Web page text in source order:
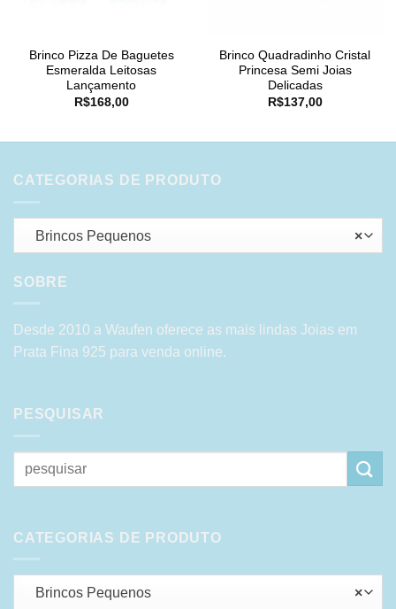
Brinco Pizza De Baguetes
Esmeralda Leitosas
Lançamento
R$168,00
Brinco Quadradinho Cristal
Princesa Semi Joias
Delicadas
R$137,00
CATEGORIAS DE PRODUTO
×
Brincos Pequenos
SOBRE
Desde 2010 a Waufen oferece as mais lindas Joias em
Prata Fina 925 para venda online.
PESQUISAR
Pesquisar
por:
CATEGORIAS DE PRODUTO
×
Brincos Pequenos